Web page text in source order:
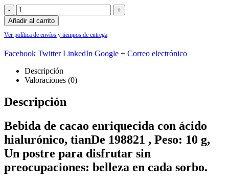
-
+
Añadir al carrito
Ver política de envíos y tiempos de entrega
Facebook Twitter LinkedIn Google + Correo electrónico
Descripción
Valoraciones (0)
Descripción
Bebida de cacao enriquecida con ácido
hialurónico, tianDe 198821 , Peso: 10 g,
Un postre para disfrutar sin
preocupaciones: belleza en cada sorbo.